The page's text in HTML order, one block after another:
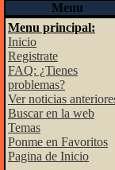
Menu
Menu principal:
Inicio
Registrate
FAQ: ¿Tienes
problemas?
Ver noticias
Buscar en la web
Temas
Ponme en Favoritos
Pagina de Inicio